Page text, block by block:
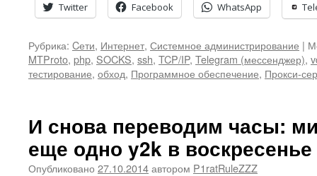
Twitter Facebook WhatsApp
Рубрика: Cети, Интернет, Системное администрирование |
MTProto, php, SOCKS, ssh, TCP/IP, Telegram (мессенджер),
тестирование, обход, Программное обеспечение, Прокси-
И снова переводим часы:
еще одно y2k в воскресенье
Опубликовано 27.10.2014автором P1ratRuleZZZ